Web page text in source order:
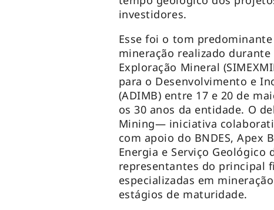
investidores.
Esse foi o tom
mineração realizado
Exploração Mineral
para o Desenvolvimento e
(ADIMB) entre 17 e 20 de
os 30 anos da entidade. O
Mining— iniciativa
com apoio do BNDES, Apex
Energia e Serviço
representantes do principal
especializadas em
estágios de maturidade.